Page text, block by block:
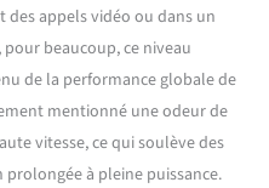
appels vidéo ou dans un
beaucoup, ce niveau
de la performance globale de
mentionné une odeur de
vitesse, ce qui soulève des
à pleine puissance.